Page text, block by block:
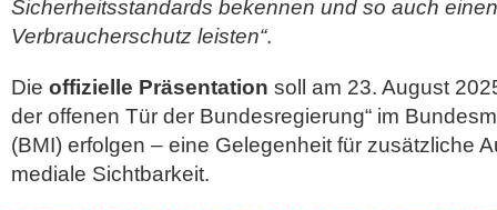
Sicherheitsstandards bekennen und so auch
Verbraucherschutz leisten“.
Die offizielle Präsentation soll am 23. August
der offenen Tür der Bundesregierung“ im
(BMI) erfolgen – eine Gelegenheit für zusätzliche
mediale Sichtbarkeit.